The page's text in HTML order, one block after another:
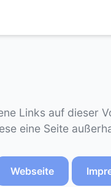
Links auf dieser
eine Seite
Webseite